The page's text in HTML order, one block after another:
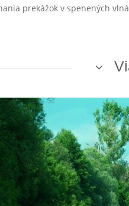
prekážok v spenených